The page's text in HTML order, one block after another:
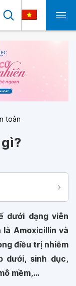
toàn
dưới dạng viên
là Amoxicillin và
điều trị nhiễm
dưới, sinh dục,
mềm,...